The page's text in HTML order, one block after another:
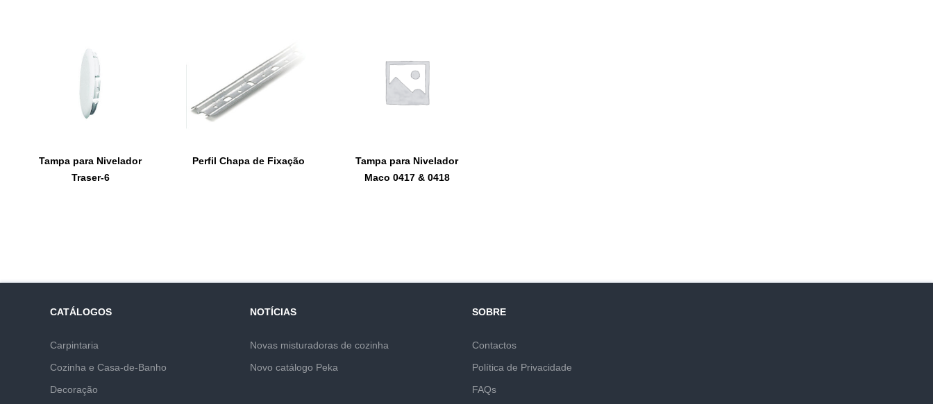
Tampa para Nivelador
Traser-6
Perfil Chapa de Fixação
Tampa para Nivelador
Maco 0417 & 0418
CATÁLOGOS
Carpintaria
Cozinha e Casa-de-Banho
Decoração
NOTÍCIAS
Novas misturadoras de cozinha
Novo catálogo Peka
SOBRE
Contactos
Política de Privacidade
FAQs